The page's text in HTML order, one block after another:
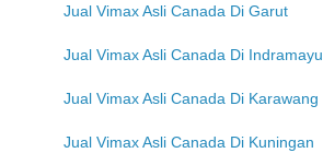
Jual Vimax Asli Canada Di Garut
Jual Vimax Asli Canada Di Indramayu
Jual Vimax Asli Canada Di Karawang
Jual Vimax Asli Canada Di Kuningan